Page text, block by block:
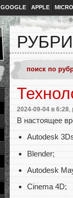
GOOGLE APPLE
2024-09-04 в 6:28
В настоящее
Autodesk
Blender;
Autodesk
Cinema 4D;